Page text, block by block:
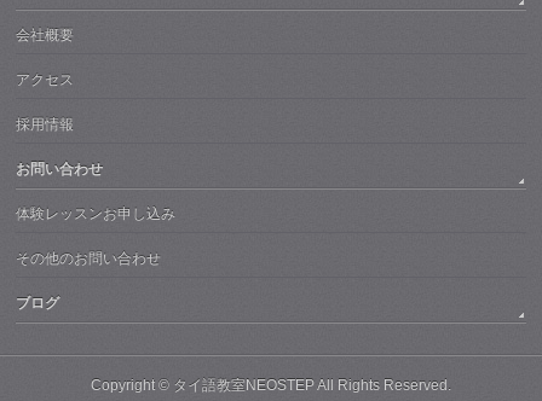
会社概要
アクセス
採用情報
お問い合わせ
体験レッスンお申し込み
その他のお問い合わせ
ブログ
Copyright © タイ語教室NEOSTEPAll Rights Reserved.